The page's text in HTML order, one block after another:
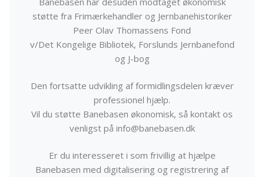
støtte fra Frimærkehandler og Jernbanehistoriker
Peer Olav Thomassens Fond
v/Det Kongelige Bibliotek, Forslunds Jernbanefond
og J-bog
Den fortsatte udvikling af formidlingsdelen kræver
professionel hjælp.
Vil du støtte Banebasen økonomisk, så kontakt os
venligst på info@banebasen.dk
Er du interesseret i som frivillig at hjælpe
Banebasen med digitalisering og registrering af